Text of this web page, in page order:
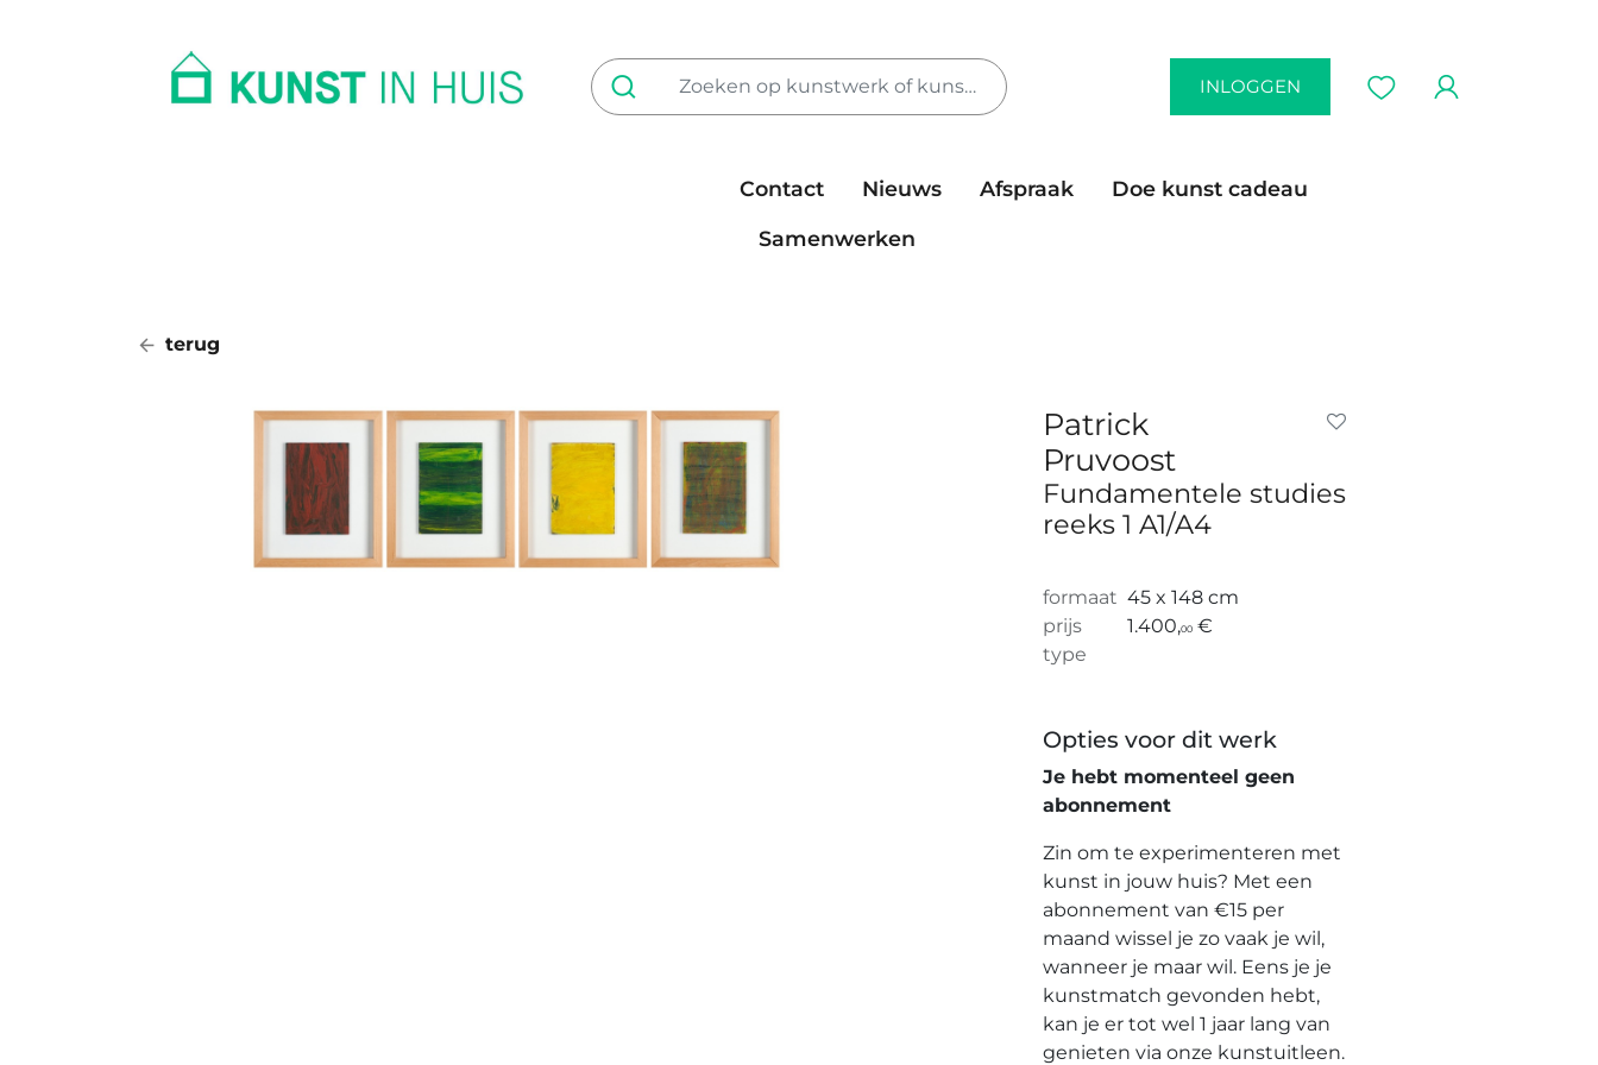
INLOGGEN
Contact Nieuws Afspraak
Doe kunst cadeau
Samenwerken
terug
Patrick
Pruvoost
Fundamentele studies
reeks 1 A1/A4
formaat 45 x 148 cm
prijs
1.400,00 €
type
Opties voor dit werk
Je hebt momenteel geen
abonnement
Zin om te experimenteren met
kunst in jouw huis? Met een
abonnement van €15 per
maand wissel je zo vaak je wil,
wanneer je maar wil. Eens je je
kunstmatch gevonden hebt,
kan je er tot wel 1 jaar lang van
genieten via onze kunstuitleen.